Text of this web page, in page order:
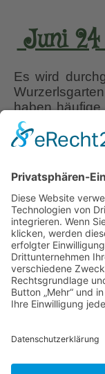
Juni 24
Es wird
haben
Hauptblüte
mussten
Metallpavillon
traurig sieht es
Mischung…
Liebe Leser!
informieren
diesem Link